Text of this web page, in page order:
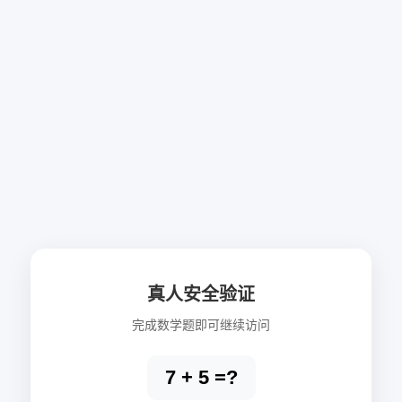
真人安全验证
完成数学题即可继续访问
7 + 5 =?